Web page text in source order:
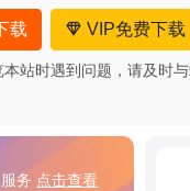
载 VIP免费下载
站时遇到问题，请及时与
务 点击查看
中文版-优秀的图
-最为强大的菜单栏日历